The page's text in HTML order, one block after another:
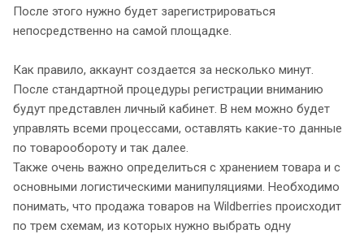
После этого нужно будет зарегистрироваться
непосредственно на самой площадке.
Как правило, аккаунт создается за несколько минут.
После стандартной процедуры регистрации вниманию
будут представлен личный кабинет. В нем можно будет
управлять всеми процессами, оставлять какие-то данные
по товарообороту и так далее.
Также очень важно определиться с хранением товара и с
основными логистическими манипуляциями. Необходимо
понимать, что продажа товаров на Wildberries происходит
по трем схемам, из которых нужно выбрать одну